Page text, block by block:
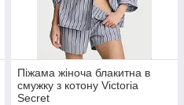
Піжама жіноча блакитна в
смужку з котону Victoria
Secret